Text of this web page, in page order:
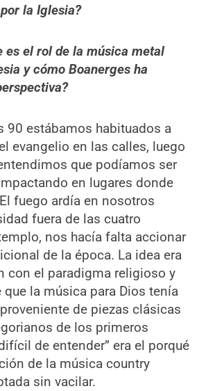
la Iglesia?
es el rol de la música metal
y cómo Boanerges ha
90 estábamos habituados a
evangelio en las calles, luego
que podíamos ser
en lugares donde
fuego ardía en nosotros
fuera de las cuatro
nos hacía falta accionar
de la época. La idea era
con el paradigma religioso y
que la música para Dios tenía
de piezas clásicas
de los primeros
de entender” era el porqué
de la música country
sin vacilar.